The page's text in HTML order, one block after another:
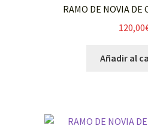
RAMO DE NOVIA DE
120,00
Añadir al